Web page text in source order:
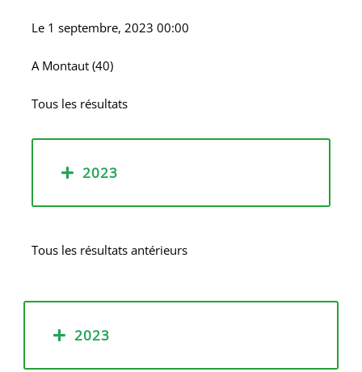
Le 1 septembre, 2023 00:00
A Montaut (40)
Tous les résultats
2023
Tous les résultats antérieurs
2023